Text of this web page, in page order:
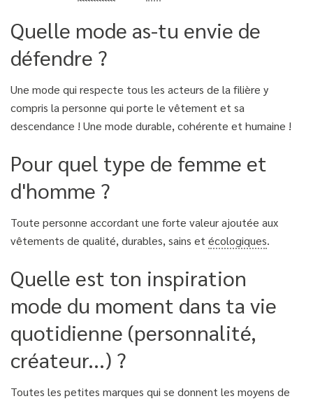
Quelle mode as-tu envie de
défendre ?
Une mode qui respecte tous les acteurs de la filière y
compris la personne qui porte le vêtement et sa
descendance ! Une mode durable, cohérente et humaine !
Pour quel type de femme et
d'homme ?
Toute personne accordant une forte valeur ajoutée aux
vêtements de qualité, durables, sains et écologiques.
Quelle est ton inspiration
mode du moment dans ta vie
quotidienne (personnalité,
créateur...) ?
Toutes les petites marques qui se donnent les moyens de